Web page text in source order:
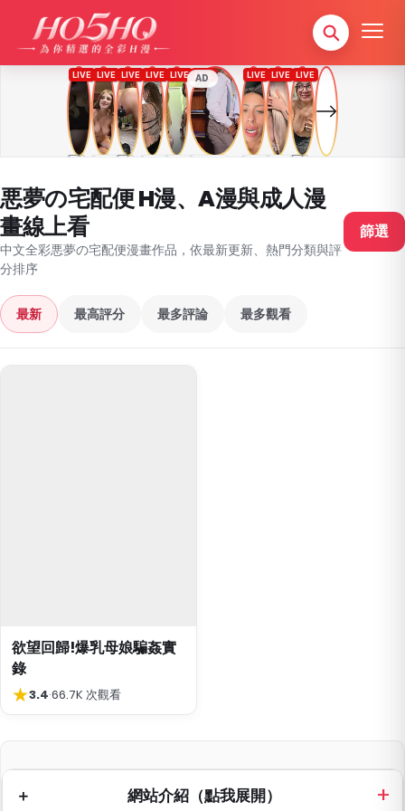
AD
悪夢の宅配便 H漫、A漫與成人漫
畫線上看
中文全彩悪夢の宅配便漫畫作品，依最新更新、熱門分類與評
分排序
篩選
最新 最高評分 最多評論 最多觀看
欲望回歸!爆乳母娘騙姦實
錄
★3.4·66.7K 次觀看
網站介紹（點我展開）